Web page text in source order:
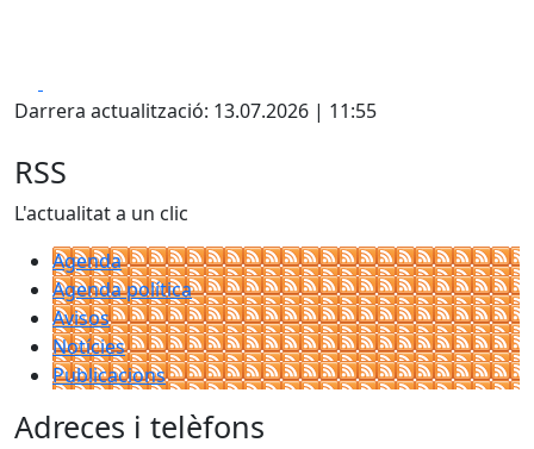
Darrera actualització: 13.07.2026 | 11:55
RSS
L'actualitat a un clic
Agenda
Agenda política
Avisos
Notícies
Publicacions
Adreces i telèfons